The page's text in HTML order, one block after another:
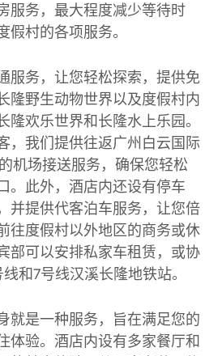
服务，最大程度减少等待时
村的各项服务。
服务，让您轻松探索，提供免
隆野生动物世界以及度假村内
隆欢乐世界和长隆水上乐园。
，我们提供往返广州白云国际
机场接送服务，确保您轻松
。此外，酒店内还设有停车
并提供代客泊车服务，让您倍
往度假村以外地区的商务或休
部可以安排私家车租赁，或协
和7号线汉溪长隆地铁站。
就是一种服务，旨在满足您的
体验。酒店内设有多家餐厅和